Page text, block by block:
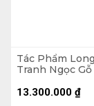
Tác Phẩm
Tranh Ngọc Gỗ
13.300.000 ₫